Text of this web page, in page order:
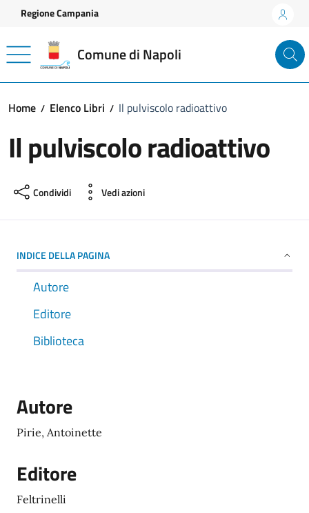
Vai ai contenuti
Vai al footer
Regione Campania
Comune di Napoli
Home Elenco Libri Il pulviscolo radioattivo
Il pulviscolo radioattivo
Condividi Vedi azioni
INDICE DELLA PAGINA
Autore
Editore
Biblioteca
Autore
Pirie, Antoinette
Editore
Feltrinelli